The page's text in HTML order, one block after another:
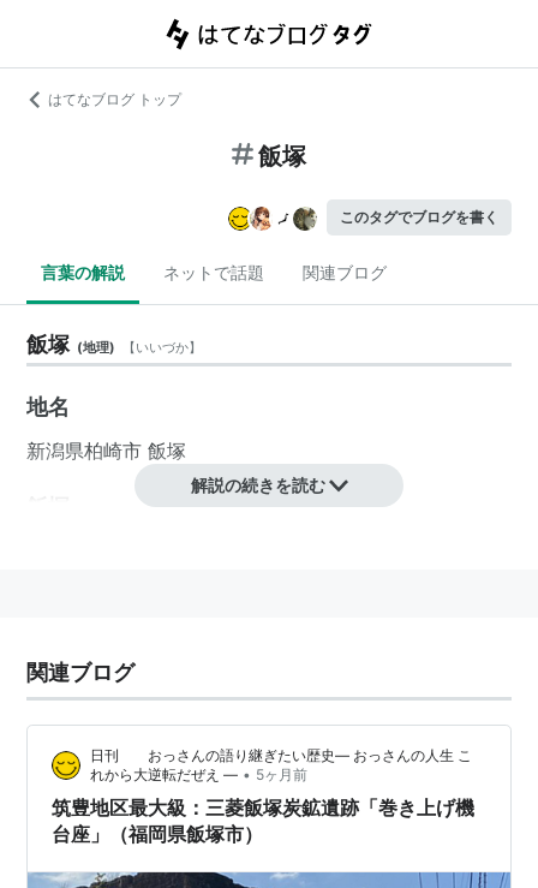
はてなブログ トップ
飯塚
このタグでブログを書く
言葉の解説 ネットで話題 関連ブログ
飯塚 (地理) 【いいづか】
地名
新潟県柏崎市 飯塚
いいづか】
解説の続きを読む
関連ブログ
日刊 おっさんの語り継ぎたい歴史― おっさんの人生 こ
れから大逆転だぜえ ― • 5ヶ月前
筑豊地区最大級：三菱飯塚炭鉱遺跡「巻き上げ機
台座」（福岡県飯塚市）